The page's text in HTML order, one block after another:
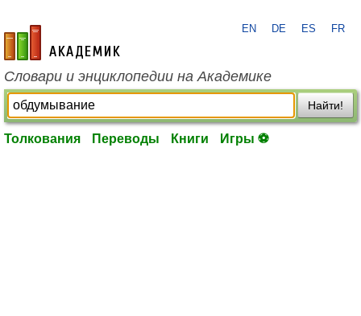
academic.ru
EN DE ES FR
Словари и энциклопедии на Академике
Найти!
Толкования Переводы Книги Игры ⚽